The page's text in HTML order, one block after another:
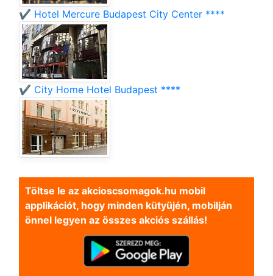
✔️ Hotel Mercure Budapest City Center ****
✔️ City Home Hotel Budapest ****
Töltse le az akcioscsomagok.hu mobil
applikációt, hogy minden kütyüjén, mobilján
önnel legyen az összes akciós szállás!